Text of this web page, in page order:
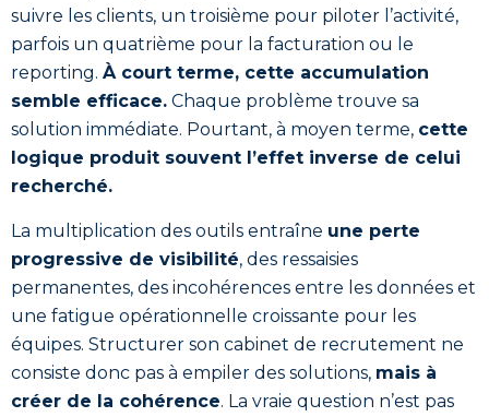
suivre les clients, un troisième pour piloter l’activité,
parfois un quatrième pour la facturation ou le
reporting. À court terme, cette accumulation
semble efficace. Chaque problème trouve sa
solution immédiate. Pourtant, à moyen terme, cette
logique produit souvent l’effet inverse de celui
recherché.
La multiplication des outils entraîne une perte
progressive de visibilité, des ressaisies
permanentes, des incohérences entre les données et
une fatigue opérationnelle croissante pour les
équipes. Structurer son cabinet de recrutement ne
consiste donc pas à empiler des solutions, mais à
créer de la cohérence. La vraie question n’est pas